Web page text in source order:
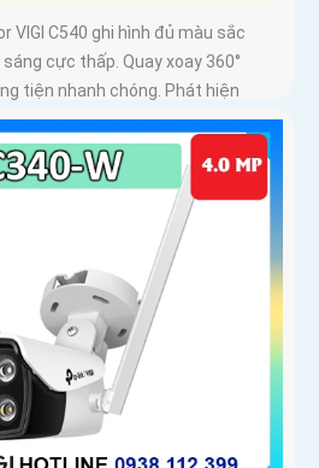
VIGI C540 ghi hình đủ màu sắc
cực thấp. Quay xoay 360°
tiện nhanh chóng. Phát hiện
vực